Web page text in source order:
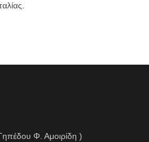
Φ. Αμοιρίδη )